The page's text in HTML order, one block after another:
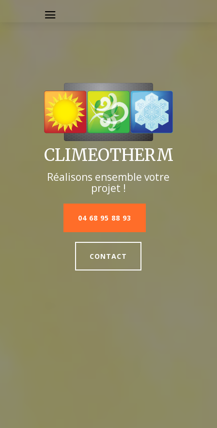
CLIMEOTHERM
Réalisons ensemble votre
projet !
04 68 95 88 93
CONTACT